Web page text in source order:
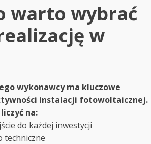
warto wybrać
w
wykonawcy ma kluczowe
instalacji fotowoltaicznej.
na:
do każdej inwestycji
techniczne